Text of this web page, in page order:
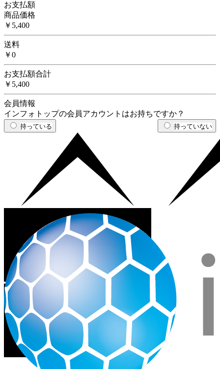
お支払額
商品価格
￥5,400
送料
￥0
お支払額合計
￥5,400
会員情報
インフォトップの会員アカウントはお持ちですか？
持っている 持っていない